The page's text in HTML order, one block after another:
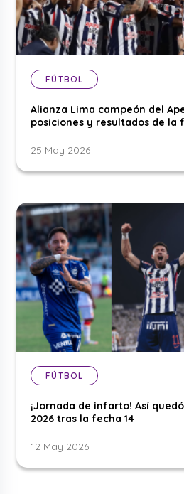
FÚTBOL
Alianza Lima campeón del
posiciones y resultados de la
25 May 2026
FÚTBOL
¡Jornada de infarto! Así
2026 tras la fecha 14
12 May 2026